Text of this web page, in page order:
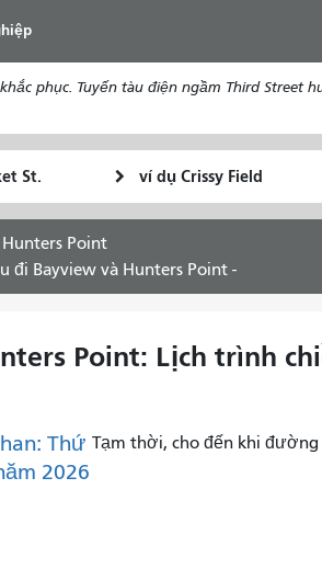
dung
phục. Tuyến tàu điện ngầm Third
kết
muốn
du
lịch
thế
Point
đi Bayview và Hunters Point -
Point: Lịch trình
Thứ
2026
Tạm thời, cho đến khi